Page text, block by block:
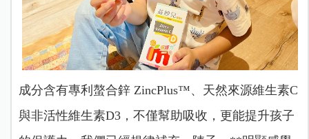
成分含有專利螯合鋅 ZincPlus™、天然來源維生素C
與非活性維生素D3，不僅幫助吸收，更能提升孩子